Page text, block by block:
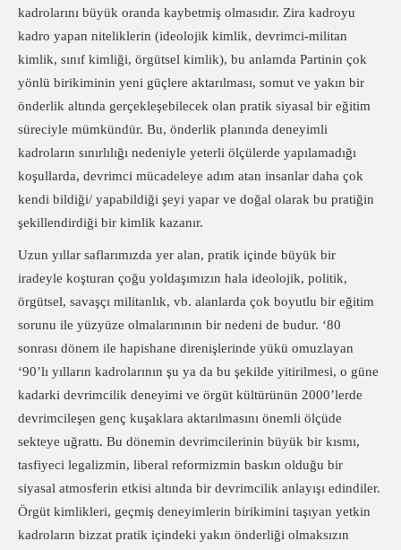
kadrolarını büyük oranda kaybetmiş olmasıdır. Zira kadroyu
kadro yapan niteliklerin (ideolojik kimlik, devrimci-militan
kimlik, sınıf kimliği, örgütsel kimlik), bu anlamda Partinin çok
yönlü birikiminin yeni güçlere aktarılması, somut ve yakın bir
önderlik altında gerçekleşebilecek olan pratik siyasal bir eğitim
süreciyle mümkündür. Bu, önderlik planında deneyimli
kadroların sınırlılığı nedeniyle yeterli ölçülerde yapılamadığı
koşullarda, devrimci mücadeleye adım atan insanlar daha çok
kendi bildiği/ yapabildiği şeyi yapar ve doğal olarak bu pratiğin
şekillendirdiği bir kimlik kazanır.
Uzun yıllar saflarımızda yer alan, pratik içinde büyük bir
iradeyle koşturan çoğu yoldaşımızın hala ideolojik, politik,
örgütsel, savaşçı militanlık, vb. alanlarda çok boyutlu bir eğitim
sorunu ile yüzyüze olmalarınının bir nedeni de budur. ‘80
sonrası dönem ile hapishane direnişlerinde yükü omuzlayan
‘90’lı yılların kadrolarının şu ya da bu şekilde yitirilmesi, o güne
kadarki devrimcilik deneyimi ve örgüt kültürünün 2000’lerde
devrimcileşen genç kuşaklara aktarılmasını önemli ölçüde
sekteye uğrattı. Bu dönemin devrimcilerinin büyük bir kısmı,
tasfiyeci legalizmin, liberal reformizmin baskın olduğu bir
siyasal atmosferin etkisi altında bir devrimcilik anlayışı edindiler.
Örgüt kimlikleri, geçmiş deneyimlerin birikimini taşıyan yetkin
kadroların bizzat pratik içindeki yakın önderliği olmaksızın